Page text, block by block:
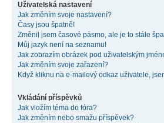
Uživatelská nastavení
Jak změním svoje nastavení?
Časy jsou špatně!
Změnil jsem časové pásmo, ale je to stále
Můj jazyk není na seznamu!
Jak zobrazím obrázek pod uživatelským
Jak změním svoje zařazení?
Když kliknu na e-mailový odkaz uživatele,
Vkládání příspěvků
Jak vložím téma do fóra?
Jak změním nebo smažu příspěvek?